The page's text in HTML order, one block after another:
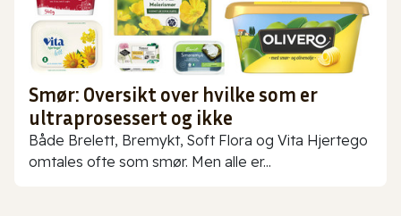
Smør: Oversikt over hvilke som er
ultraprosessert og ikke
Både Brelett, Bremykt, Soft Flora og Vita Hjertego
omtales ofte som smør. Men alle er...